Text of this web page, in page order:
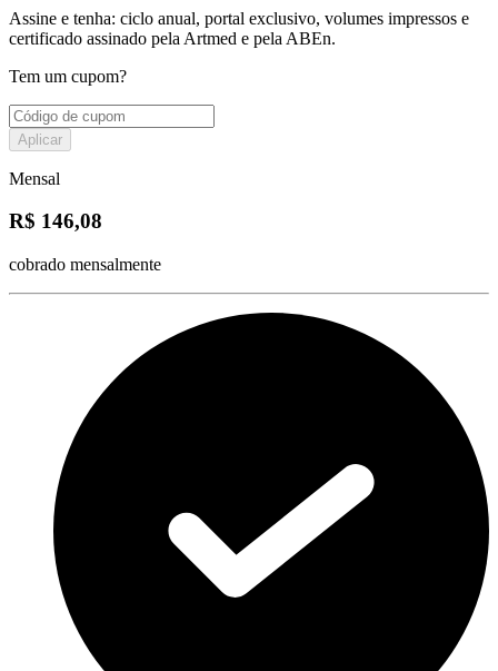
Assine e tenha: ciclo anual, portal exclusivo, volumes impressos e
certificado assinado pela Artmed e pela ABEn.
Tem um cupom?
Aplicar
Mensal
R$ 146,08
cobrado mensalmente